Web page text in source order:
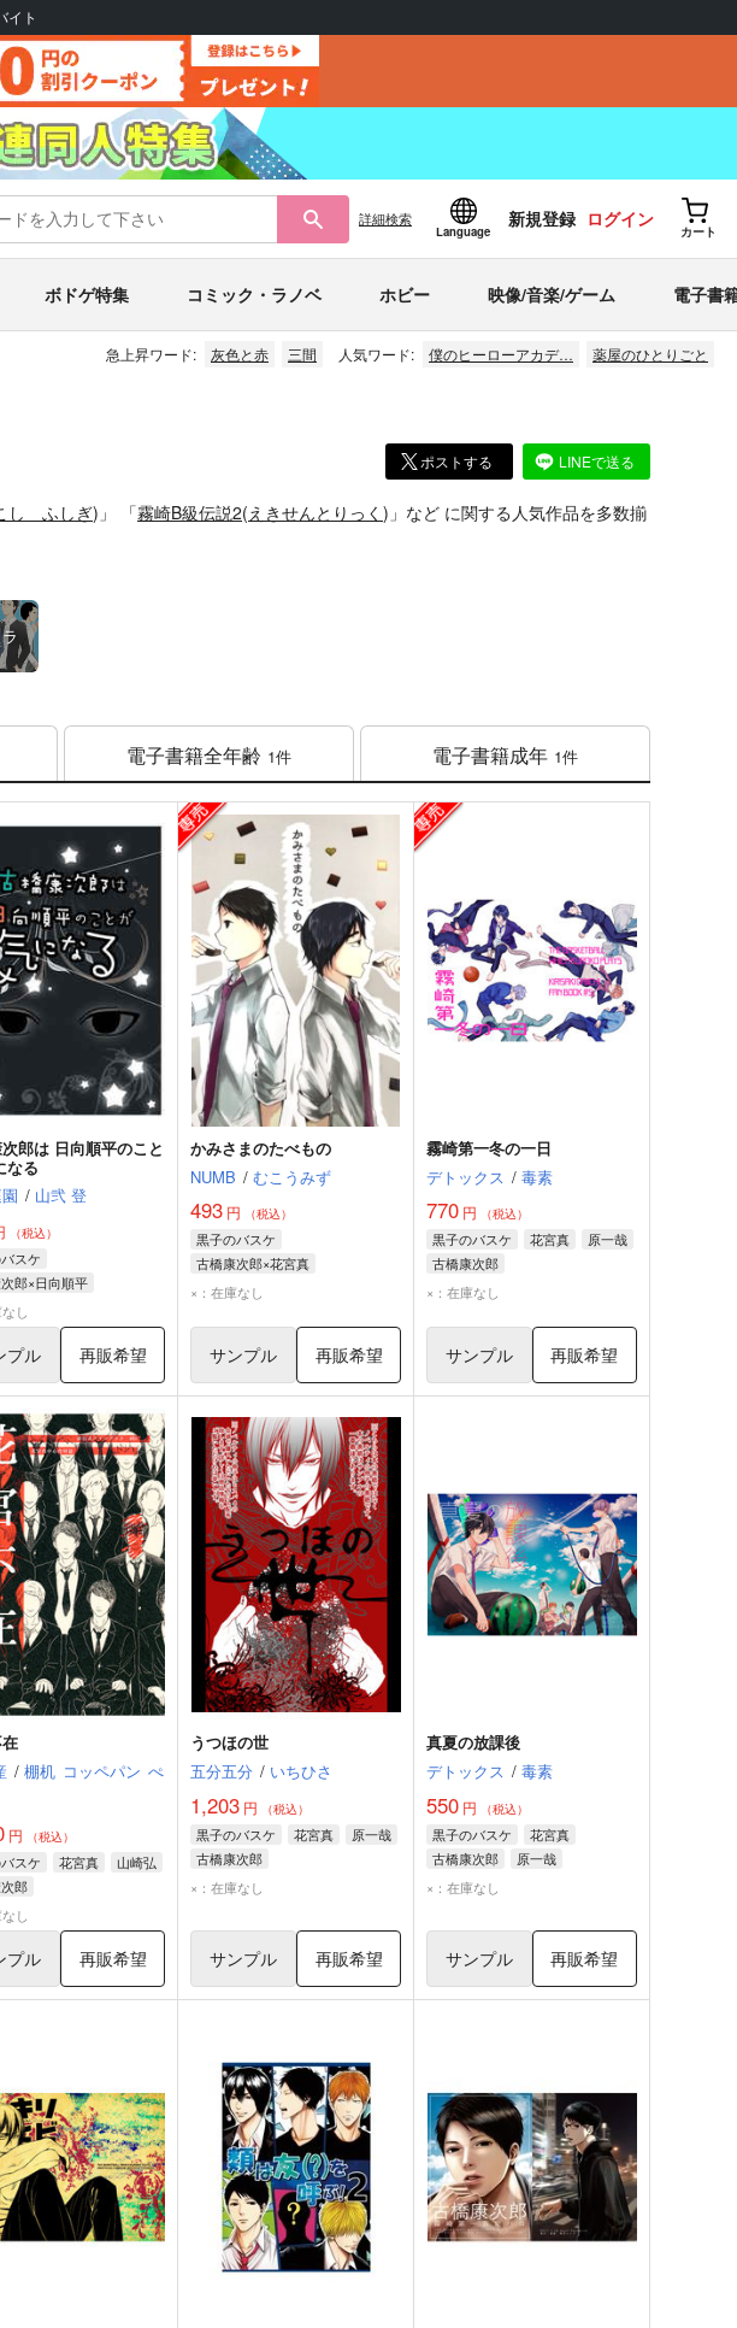
イト
詳細検索
Language
新規登録 ログイン
カート
ボドゲ特集 コミック・ラノベ ホビー 映像/音楽/ゲーム 電子書
急上昇ワード: 灰色と赤 三間 人気ワード: 僕のヒーローアカデ… 薬屋のひとりごと
ポストする LINEで送る
し ふしぎ)」 「霧崎B級伝説2(えきせんとりっく )」 など に関する人気作品を多数揃
電子書籍全年齢 1件 電子書籍成年 1件
郎は 日向順平のこと
なる
/ 山弐 登
（税込）
スケ
郎×日向順平
郎し
プル 再販希望
かみさまのたべもの
NUMB / むこうみず
493 円 （税込）
黒子のバスケ
古橋康次郎×花宮真
古橋康次郎
×：在庫なし
サンプル 再販希望
霧崎第一冬の一日
デトックス / 毒素
770 円 （税込）
黒子のバスケ 花宮真
原一哉
古橋康次郎
×：在庫なし
サンプル 再販希望
/ 棚机 コッペパン ぺ
円 （税込）
スケ 花宮真
山崎弘
郎
し
プル 再販希望
うつほの世
五分五分 / いちひさ
1,203 円 （税込）
黒子のバスケ 花宮真
原一哉
古橋康次郎
×：在庫なし
サンプル 再販希望
真夏の放課後
デトックス / 毒素
550 円 （税込）
黒子のバスケ
花宮真
古橋康次郎
原一哉
×：在庫なし
サンプル 再販希望